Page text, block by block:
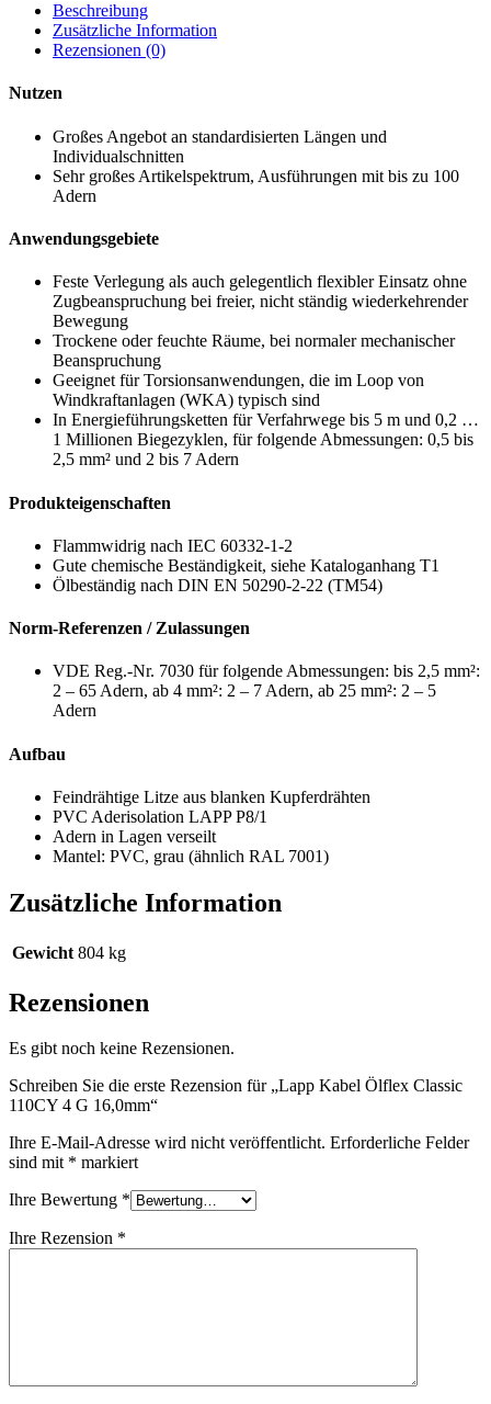
Beschreibung
Zusätzliche Information
Rezensionen (0)
Nutzen
Großes Angebot an standardisierten Längen und
Individualschnitten
Sehr großes Artikelspektrum, Ausführungen mit bis zu 100
Adern
Anwendungsgebiete
Feste Verlegung als auch gelegentlich flexibler Einsatz ohne
Zugbeanspruchung bei freier, nicht ständig wiederkehrender
Bewegung
Trockene oder feuchte Räume, bei normaler mechanischer
Beanspruchung
Geeignet für Torsionsanwendungen, die im Loop von
Windkraftanlagen (WKA) typisch sind
In Energieführungsketten für Verfahrwege bis 5 m und 0,2 …
1 Millionen Biegezyklen, für folgende Abmessungen: 0,5 bis
2,5 mm² und 2 bis 7 Adern
Produkteigenschaften
Flammwidrig nach IEC 60332-1-2
Gute chemische Beständigkeit, siehe Kataloganhang T1
Ölbeständig nach DIN EN 50290-2-22 (TM54)
Norm-Referenzen / Zulassungen
VDE Reg.-Nr. 7030 für folgende Abmessungen: bis 2,5 mm²:
2 – 65 Adern, ab 4 mm²: 2 – 7 Adern, ab 25 mm²: 2 – 5
Adern
Aufbau
Feindrähtige Litze aus blanken Kupferdrähten
PVC Aderisolation LAPP P8/1
Adern in Lagen verseilt
Mantel: PVC, grau (ähnlich RAL 7001)
Zusätzliche Information
Gewicht 804 kg
Rezensionen
Es gibt noch keine Rezensionen.
Schreiben Sie die erste Rezension für „Lapp Kabel Ölflex Classic
110CY 4 G 16,0mm“
Ihre E-Mail-Adresse wird nicht veröffentlicht. Erforderliche Felder
sind mit * markiert
Ihre Bewertung *
Ihre Rezension *